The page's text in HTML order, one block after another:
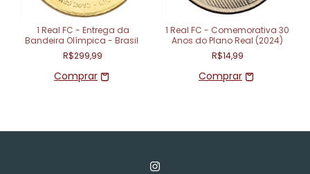
1 Real FC - Entrega da
Bandeira Olímpica - Brasil
R$299,99
1 Real FC - Comemorativa 30
Anos do Plano Real (2024)
R$14,99